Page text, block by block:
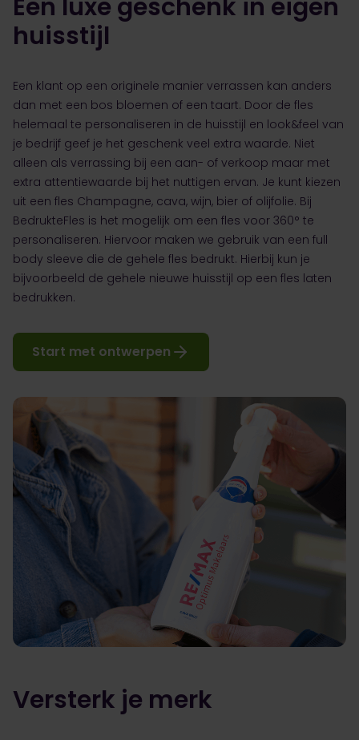
Een luxe geschenk in eigen
huisstijl
Een klant op een originele manier verrassen kan anders
dan met een bos bloemen of een taart. Door de fles
helemaal te personaliseren in de huisstijl en look&feel van
je bedrijf geef je het geschenk veel extra waarde. Niet
alleen als verrassing bij een aan- of verkoop maar met
extra attentiewaarde bij het nuttigen ervan. Je kunt kiezen
uit een fles Champagne, cava, wijn, bier of olijfolie. Bij
BedrukteFles is het mogelijk om een fles voor 360° te
personaliseren. Hiervoor maken we gebruik van een full
body sleeve die de gehele fles bedrukt. Hierbij kun je
bijvoorbeeld de gehele nieuwe huisstijl op een fles laten
bedrukken.
Start met ontwerpen
Versterk je merk